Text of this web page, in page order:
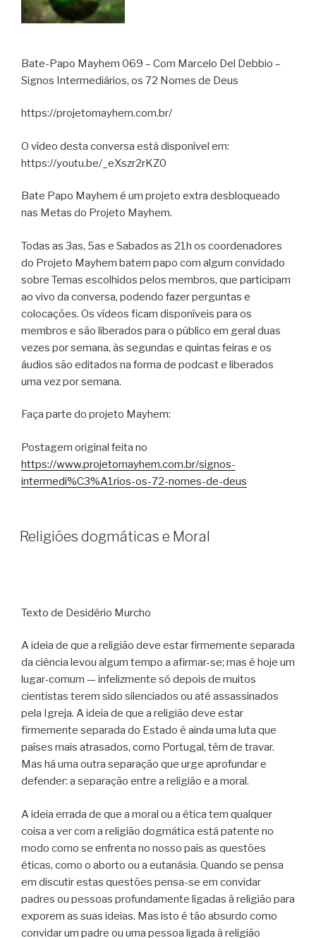
Bate-Papo Mayhem 069 – Com Marcelo Del Debbio –
Signos Intermediários, os 72 Nomes de Deus
https://projetomayhem.com.br/
O vídeo desta conversa está disponível em:
https://youtu.be/_eXszr2rKZ0
Bate Papo Mayhem é um projeto extra desbloqueado
nas Metas do Projeto Mayhem.
Todas as 3as, 5as e Sabados as 21h os coordenadores
do Projeto Mayhem batem papo com algum convidado
sobre Temas escolhidos pelos membros, que participam
ao vivo da conversa, podendo fazer perguntas e
colocações. Os vídeos ficam disponíveis para os
membros e são liberados para o público em geral duas
vezes por semana, às segundas e quintas feiras e os
áudios são editados na forma de podcast e liberados
uma vez por semana.
Faça parte do projeto Mayhem:
Postagem original feita no
https://www.projetomayhem.com.br/signos-
intermedi%C3%A1rios-os-72-nomes-de-deus
Religiões dogmáticas e Moral
Texto de Desidério Murcho
A ideia de que a religião deve estar firmemente separada
da ciência levou algum tempo a afirmar-se; mas é hoje um
lugar-comum — infelizmente só depois de muitos
cientistas terem sido silenciados ou até assassinados
pela Igreja. A ideia de que a religião deve estar
firmemente separada do Estado é ainda uma luta que
países mais atrasados, como Portugal, têm de travar.
Mas há uma outra separação que urge aprofundar e
defender: a separação entre a religião e a moral.
A ideia errada de que a moral ou a ética tem qualquer
coisa a ver com a religião dogmática está patente no
modo como se enfrenta no nosso país as questões
éticas, como o aborto ou a eutanásia. Quando se pensa
em discutir estas questões pensa-se em convidar
padres ou pessoas profundamente ligadas à religião para
exporem as suas ideias. Mas isto é tão absurdo como
convidar um padre ou uma pessoa ligada à religião